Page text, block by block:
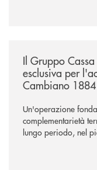
Il Gruppo
esclusiva per
Cambiano 1884
Un'operazione
complementarietà
lungo periodo, nel
negoziazione